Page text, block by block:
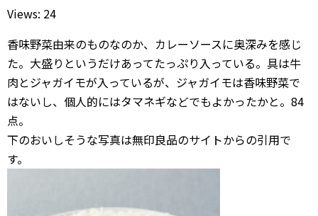
Views: 24
香味野菜由来のものなのか、カレーソースに奥深みを感じ
た。大盛りというだけあってたっぷり入っている。具は牛
肉とジャガイモが入っているが、ジャガイモは香味野菜で
はないし、個人的にはタマネギなどでもよかったかと。84
点。
下のおいしそうな写真は無印良品のサイトからの引用で
す。